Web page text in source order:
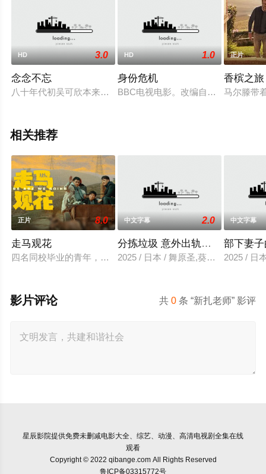
HD 3.0
念念不忘
八十年代初吴可欣本来已有了自己心目中的白马王子---牟权有
HD 1.0
身份危机
BBC电视电影。改编自英国疾风移
正片
香槟之旅
马尔滕带
相关推荐
正片 8.0
走马观花
四名同校毕业的青年，怀揣出人头地的梦想，却在大都市屡屡
中文字幕 2.0
分拣垃圾 意外出轨性爱
2025 / 日本 / 舞原圣,葵悠太
中文字幕
部下妻
2025 / 日
共0 条 “新扎老师” 影评
影片评论
星辰影院提供免费未删减电影大全、综艺、动漫、高清电视剧全集在线
观看
Copyright © 2022 qibange.com All Rights Reserved
鲁ICP备03315772号